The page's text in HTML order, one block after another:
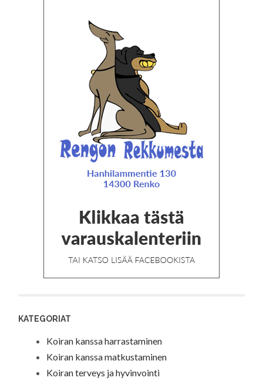
KATEGORIAT
Koiran kanssa harrastaminen
Koiran kanssa matkustaminen
Koiran terveys ja hyvinvointi